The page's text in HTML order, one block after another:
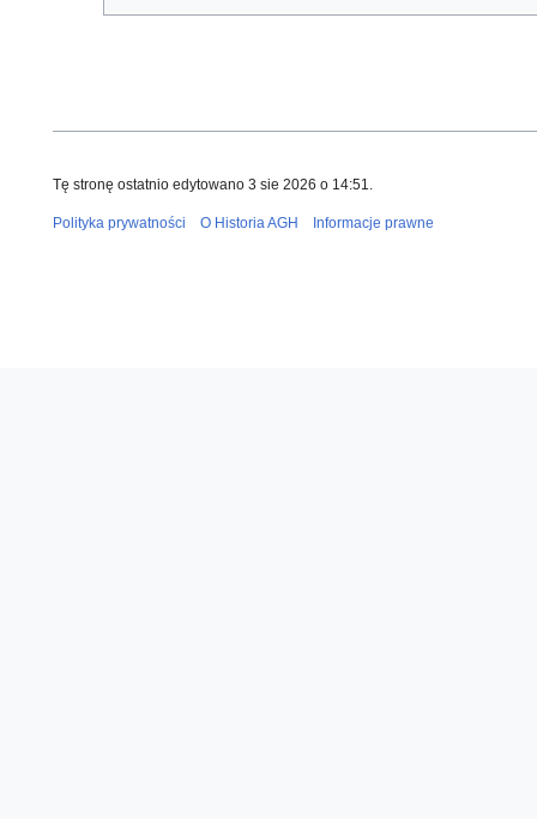
Tę stronę ostatnio edytowano 3 sie 2026 o 14:51.
Polityka prywatności O Historia AGH Informacje prawne